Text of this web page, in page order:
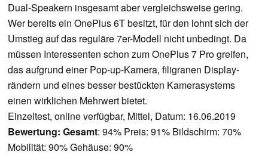
Dual-Spea­kern insge­samt aber vergleichs­weise gering.
Wer bereits ein OnePlus 6T besitzt, für den lohnt sich der
Umstieg auf das regu­läre 7er-Modell nicht unbe­dingt. Da
müssen Inter­essenten schon zum OnePlus 7 Pro greifen,
das aufgrund einer Pop-up-Kamera, fili­granen Display­
rändern und eines besser bestückten Kame­rasys­tems
einen wirk­lichen Mehr­wert bietet.
Einzeltest, online verfügbar, Mittel, Datum: 16.06.2019
Bewertung: Gesamt: 94% Preis: 91% Bildschirm: 70%
Mobilität: 90% Gehäuse: 90%